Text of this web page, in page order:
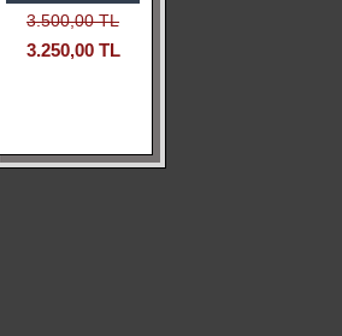
3.500,00 TL
3.250,00 TL